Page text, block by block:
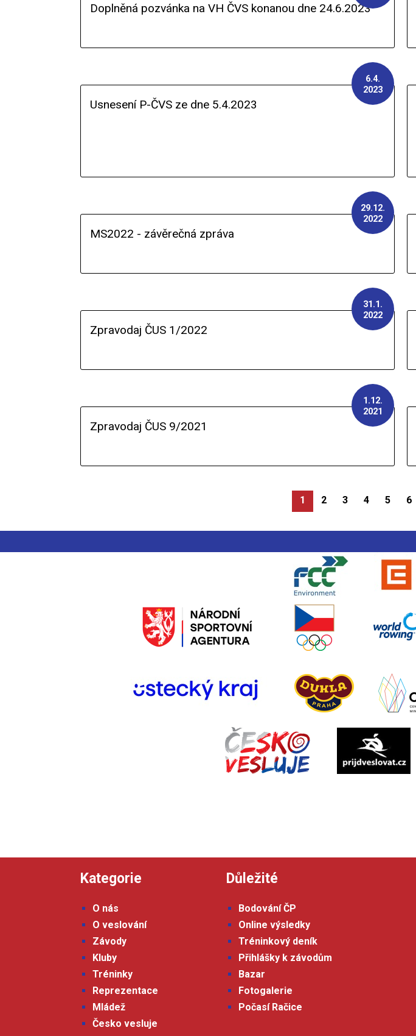
Doplněná pozvánka na VH ČVS konanou dne 24.6.2023
6.4.
2023
Usnesení P-ČVS ze dne 5.4.2023
29.12.
2022
MS2022 - závěrečná zpráva
31.1.
2022
Zpravodaj ČUS 1/2022
1.12.
2021
Zpravodaj ČUS 9/2021
1 2 3 4 5 6
Kategorie
O nás
O veslování
Závody
Kluby
Tréninky
Reprezentace
Mládež
Česko vesluje
Důležité
Bodování ČP
Online výsledky
Tréninkový deník
Přihlášky k závodům
Bazar
Fotogalerie
Počasí Račice